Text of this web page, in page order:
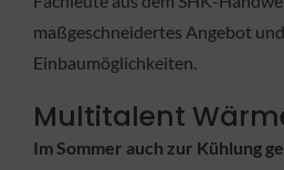
maßgeschneidertes Angebot
Einbaumöglichkeiten.
Multitalent
Im Sommer auch zur Kühlung